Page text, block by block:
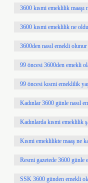
3600 kısmi emeklilik maaşı
3600 kısmi emeklilik ne
3600den nasıl emekli
99 öncesi 3600den emekli
99 öncesi kısmi emeklilik
Kadınlar 3600 günle nasıl
Kadınlarda kısmi emeklilik
Kısmi emeklilikte maaş ne
Resmi gazetede 3600 günle
SSK 3600 günden emekli